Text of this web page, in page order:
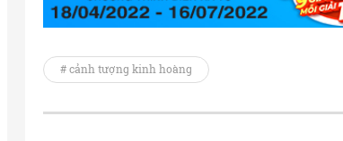
# cảnh tượng kinh hoàng